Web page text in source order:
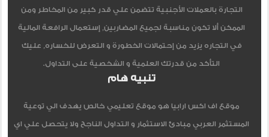
التجارة بالعملات الأجنبية تتضمن علي قدر كبير من المخاطر ومن
الممكن ألا تكون مناسبة لجميع المضاربين, إستعمال الرافعة المالية
في التجاره يزيد من إحتمالات الخطورة و التعرض للخساره, عليك
التأكد من قدرتك العلمية و الشخصية على التداول.
تنبيه هام
موقع اف اكس ارابيا هو موقع تعليمي خالص يهدف الي توعية
المستثمر العربي مبادئ الاستثمار و التداول الناجح ولا يتحصل علي اي